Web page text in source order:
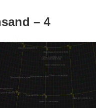
– 4